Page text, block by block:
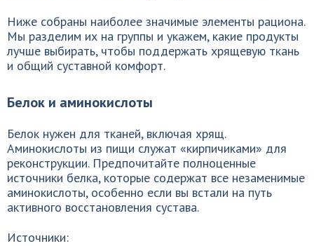
Ниже собраны наиболее значимые элементы рациона.
Мы разделим их на группы и укажем, какие продукты
лучше выбирать, чтобы поддержать хрящевую ткань
и общий суставной комфорт.
Белок и аминокислоты
Белок нужен для тканей, включая хрящ.
Аминокислоты из пищи служат «кирпичиками» для
реконструкции. Предпочитайте полноценные
источники белка, которые содержат все незаменимые
аминокислоты, особенно если вы встали на путь
активного восстановления сустава.
Источники: